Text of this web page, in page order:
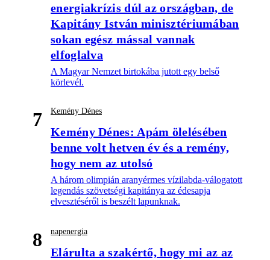
energiakrízis dúl az országban, de
Kapitány István minisztériumában
sokan egész mással vannak
elfoglalva
A Magyar Nemzet birtokába jutott egy belső
körlevél.
7 Kemény Dénes
Kemény Dénes: Apám ölelésében
benne volt hetven év és a remény,
hogy nem az utolsó
A három olimpián aranyérmes vízilabda-válogatott
legendás szövetségi kapitánya az édesapja
elvesztéséről is beszélt lapunknak.
8 napenergia
Elárulta a szakértő, hogy mi az az